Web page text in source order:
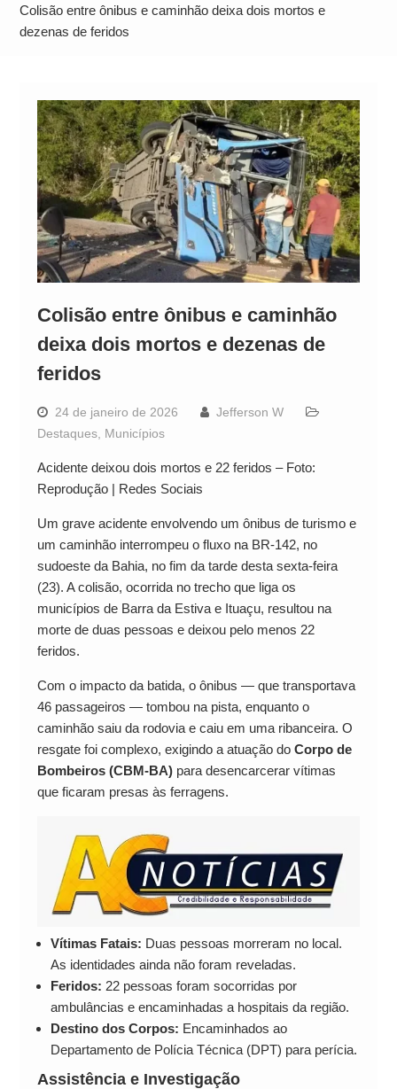
Operação Ágio: Ação policial na Bahia prende 14
suspeitos e mira rede ligada a ‘Zói de Gato’, do
Colisão entre ônibus e caminhão deixa dois mortos e
dezenas de feridos
Colisão entre ônibus e caminhão
deixa dois mortos e dezenas de
feridos
24 de janeiro de 2026
Jefferson W
Destaques, Municípios
Acidente deixou dois mortos e 22 feridos – Foto:
Reprodução | Redes Sociais
Um grave acidente envolvendo um ônibus de turismo e
um caminhão interrompeu o fluxo na BR-142, no
sudoeste da Bahia, no fim da tarde desta sexta-feira
(23). A colisão, ocorrida no trecho que liga os
municípios de Barra da Estiva e Ituaçu, resultou na
morte de duas pessoas e deixou pelo menos 22
feridos.
Com o impacto da batida, o ônibus — que transportava
46 passageiros — tombou na pista, enquanto o
caminhão saiu da rodovia e caiu em uma ribanceira. O
resgate foi complexo, exigindo a atuação do Corpo de
Bombeiros (CBM-BA)para desencarcerar vítimas
que ficaram presas às ferragens.
Vítimas Fatais: Duas pessoas morreram no local.
As identidades ainda não foram reveladas.
Feridos: 22 pessoas foram socorridas por
ambulâncias e encaminhadas a hospitais da região.
Destino dos Corpos: Encaminhados ao
Departamento de Polícia Técnica (DPT) para perícia.
Assistência e Investigação